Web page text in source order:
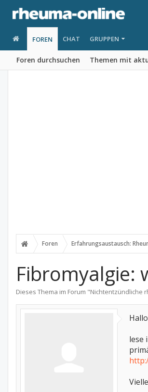
FOREN
Foren durchsuchen Themen mit
CHAT GRUPPEN
Foren Erfahrungsaustausch:
Fibromyalgie:
Dieses Thema im Forum "Nichtentzündliche
lese